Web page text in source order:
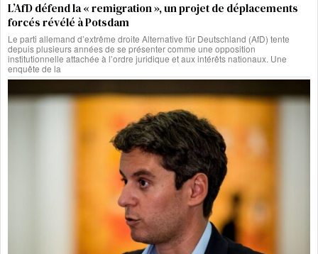
L’AfD défend la « remigration », un projet de déplacements
forcés révélé à Potsdam
Le parti allemand d’extrême droite Alternative für Deutschland (AfD) tente
depuis plusieurs années de se présenter comme une opposition
institutionnelle attachée à l’ordre juridique et aux intérêts nationaux. Une
enquête de la